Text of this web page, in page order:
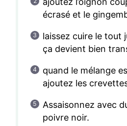
écrasé et le
laissez cuire le tout
ça devient bien
quand le mélange
ajoutez les
Assaisonnez avec
poivre noir.